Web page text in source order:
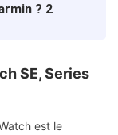
? 2
SE, Series
est le